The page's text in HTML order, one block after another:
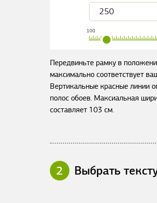
100
Передвиньте рамку в
максимально соответствует
Вертикальные красные линии
полос обоев. Максиальная
составляет 103 см.
2 Выбрать